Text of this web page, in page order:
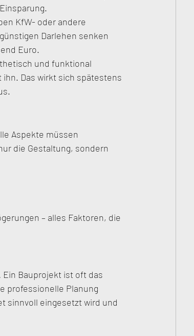
KfW- oder andere
Darlehen senken
Euro.
und funktional
Das wirkt sich spätestens
Aspekte müssen
die Gestaltung, sondern
– alles Faktoren, die
Bauprojekt ist oft das
professionelle Planung
sinnvoll eingesetzt wird und